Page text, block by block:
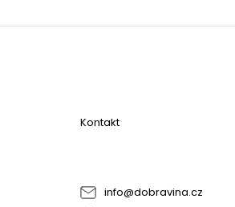
Z
Kontakt
info@dobravina.cz